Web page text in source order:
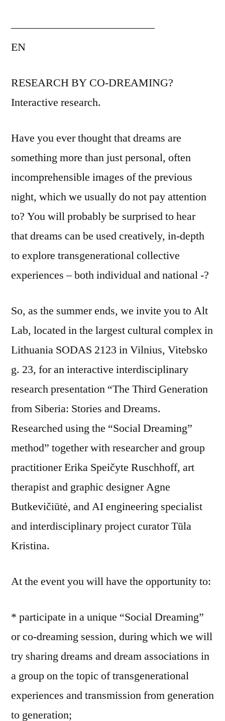
—————————————
EN
RESEARCH BY CO-DREAMING?
Interactive research.
Have you ever thought that dreams are
something more than just personal, often
incomprehensible images of the previous
night, which we usually do not pay attention
to? You will probably be surprised to hear
that dreams can be used creatively, in-depth
to explore transgenerational collective
experiences – both individual and national -?
So, as the summer ends, we invite you to Alt
Lab, located in the largest cultural complex in
Lithuania SODAS 2123 in Vilnius, Vitebsko
g. 23, for an interactive interdisciplinary
research presentation “The Third Generation
from Siberia: Stories and Dreams.
Researched using the “Social Dreaming”
method” together with researcher and group
practitioner Erika Speičyte Ruschhoff, art
therapist and graphic designer Agne
Butkevičiūtė, and AI engineering specialist
and interdisciplinary project curator Tūla
Kristina.
At the event you will have the opportunity to:
* participate in a unique “Social Dreaming”
or co-dreaming session, during which we will
try sharing dreams and dream associations in
a group on the topic of transgenerational
experiences and transmission from generation
to generation;